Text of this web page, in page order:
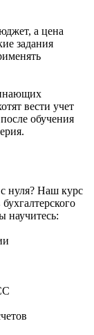
а цена
задания
вести учет
обучения
нуля? Наш курс
научитесь: